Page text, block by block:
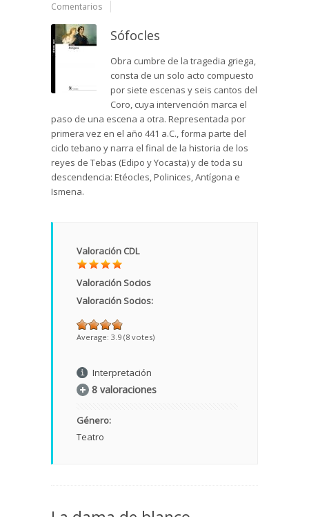
Comentarios
Sófocles
Obra cumbre de la tragedia griega,
consta de un solo acto compuesto
por siete escenas y seis cantos del
Coro, cuya intervención marca el
paso de una escena a otra. Representada por
primera vez en el año 441 a.C., forma parte del
ciclo tebano y narra el final de la historia de los
reyes de Tebas (Edipo y Yocasta) y de toda su
descendencia: Etéocles, Polinices, Antígona e
Ismena.
Valoración CDL
Valoración Socios
Valoración Socios:
Average: 3.9 (8 votes)
Interpretación
8 valoraciones
Género:
Teatro